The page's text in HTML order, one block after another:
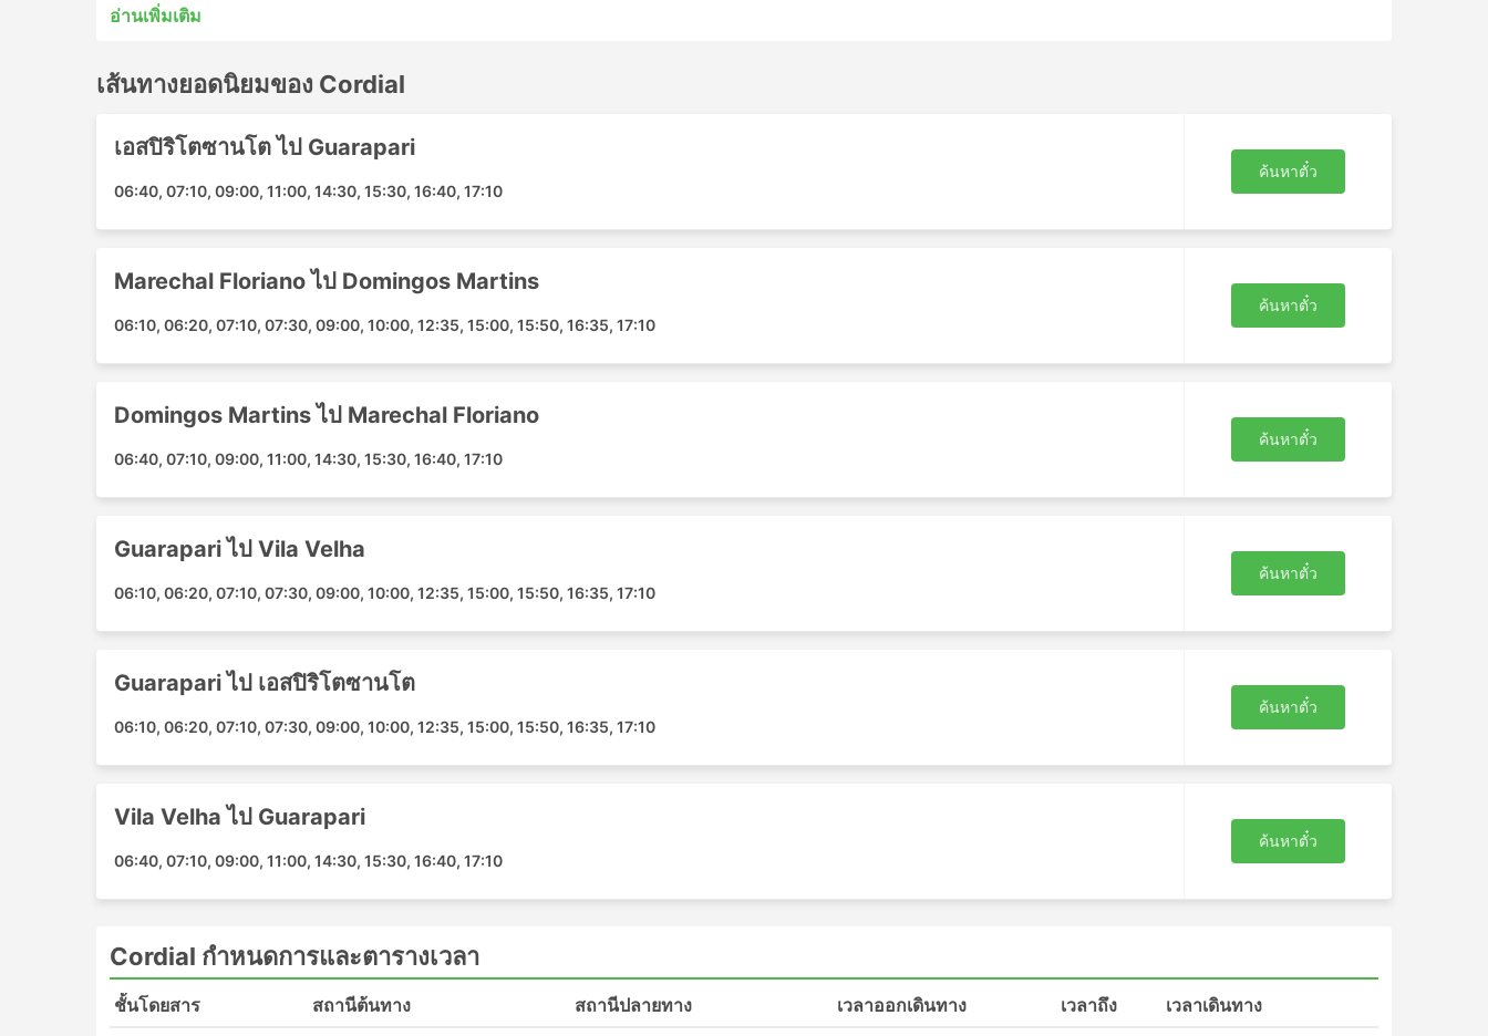
ของนักท่องเที่ยวคนอื่นๆ จะช่วยให้คุณเลือกตั๋วโดยสารและชั้นโดยสารที่ดีที่สุดได้
Marechal Floriano
Cordial จุดหมายยอดนิยม
รถบัสของ Cordialมีวิ่งหลายเส้นทาง และนี่คือรายการของเส้นทางที่ได้รับความนิยมมากที่สุด:
Guarapari - เอสปิริโตซานโต
Domingos Martins - Marechal Floriano
Vila Velha - Guarapari
เอสปิริโตซานโต - Guarapari
Cordial ราคาตั๋วและชั้นรถโดยสาร
หนึ่งในสิ่งที่ดีที่สุดเกี่ยวกับการเดินทางด้วยรถบัสคือคุณสามารถปรับเปลี่ยนการเดินทางได้ตามความต้องการเพื่อความ
ต่างกันของนักเดินทาง การเดินทางที่ถูกที่สุดมักให้บริการโดยรถโดยสารระดับมาตรฐาน อาจแยกได้เป็น ท้องถิ่น ด่วน
หรือธรรมดา ต่างถือเป็นทางเลือกที่ดีสำหรับการเดินทางระยะสั้น ตู้นอนหรือรถโค้ชวีไอพีเหมาะสำหรับการเดินทาง
ตัว ผ้าห่ม น้ำอัดลม และของว่าง หรืออาหารมื้อใหญ่บนเรือหรือระหว่างเข้าห้องน้ำหรือแวะเติมน้ำมัน การเดินทาง
ด้วยรถบัสกลางคืนช่วยให้คุณประหยัดค่าห้องพักในโรงแรมได้ แต่เพื่อให้แน่ใจว่าการเดินทางจะสะดวกสบายที่สุด ให้
เลือกประเภทของรถบัสของคุณอย่างชาญฉลาด ราคาขึ้นอยู่กับระยะทางที่คุณนั่งและประเภทของรถโค้ชเสมอ สำหรับ
การเดินทางโดยรถประจำทาง: ข้อดีและข้อเสีย
ข้อดีของการเดินทางด้วยรถบัส
ตรงกันข้ามกับการเดินทางทางอากาศและการเดินทางด้วยรถไฟในบางครั้ง การขึ้นรถประจำทางไม่จำเป็นต้องมาถึง
สถานีขนส่งล่วงหน้ามากนัก การเช็คอินใช้เวลาไม่นาน แม้ในเส้นทางระหว่างประเทศ น้ำหนักสัมภาระที่อนุญาตมักจะ
เพียงพอกับผู้เดินทางมากและค่าธรรมเนียมสำหรับสัมภาระเพิ่มเติมมักจะไม่สูงมากนัก ในกรณีที่มีการกำหนดขีดจำกัด
อ่านเพิ่มเติม
เส้นทางยอดนิยมของ Cordial
เอสปิริโตซานโต ไป Guarapari
06:40, 07:10, 09:00, 11:00, 14:30, 15:30, 16:40, 17:10
ค้นหาตั๋ว
Marechal Floriano ไป Domingos Martins
06:10, 06:20, 07:10, 07:30, 09:00, 10:00, 12:35, 15:00, 15:50, 16:35, 17:10
ค้นหาตั๋ว
Domingos Martins ไป Marechal Floriano
06:40, 07:10, 09:00, 11:00, 14:30, 15:30, 16:40, 17:10
ค้นหาตั๋ว
Guarapari ไป Vila Velha
06:10, 06:20, 07:10, 07:30, 09:00, 10:00, 12:35, 15:00, 15:50, 16:35, 17:10
ค้นหาตั๋ว
Guarapari ไป เอสปิริโตซานโต
06:10, 06:20, 07:10, 07:30, 09:00, 10:00, 12:35, 15:00, 15:50, 16:35, 17:10
ค้นหาตั๋ว
Vila Velha ไป Guarapari
06:40, 07:10, 09:00, 11:00, 14:30, 15:30, 16:40, 17:10
ค้นหาตั๋ว
Cordial กำหนดการและตารางเวลา
ชั้นโดยสาร สถานีต้นทาง สถานีปลายทาง เวลาออกเดินทาง เวลาถึง
เวลาเดินทาง